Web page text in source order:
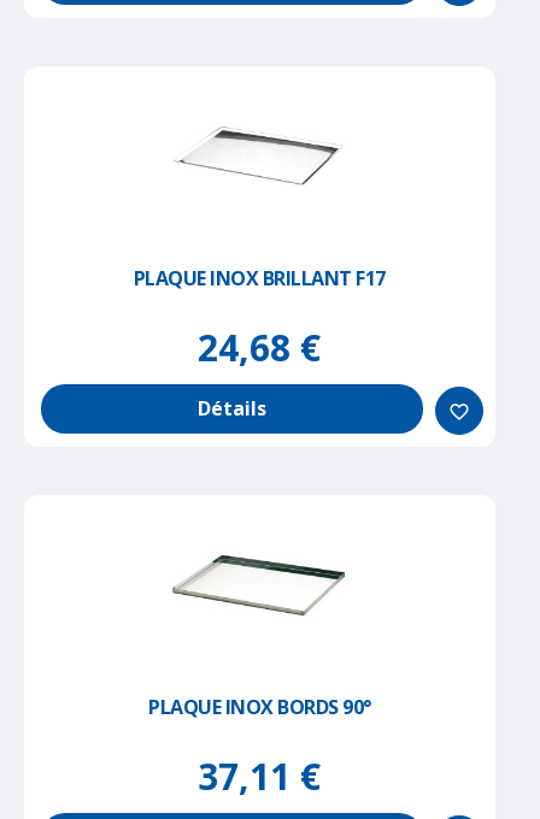
PLAQUE INOX BRILLANT F17
24,68 €
Détails favorite_border
PLAQUE INOX BORDS 90°
37,11 €